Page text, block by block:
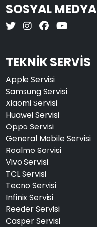
SOSYAL MEDYA
TEKNİK SERVİS
Apple Servisi
Samsung Servisi
Xiaomi Servisi
Huawei Servisi
Oppo Servisi
General Mobile Servisi
Realme Servisi
Vivo Servisi
TCL Servisi
Tecno Servisi
Infinix Servisi
Reeder Servisi
Casper Servisi